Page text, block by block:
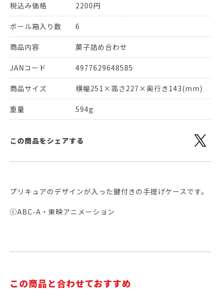
税込み価格 2200円
ボール箱入り数 6
商品内容 菓子詰め合わせ
JANコード 4977629648585
商品サイズ 横幅251×高さ227×奥行き143(mm)
重量 594g
この商品をシェアする
プリキュアのデザインが入った鍵付きの手提げケースです。
ⓒABC-A・東映アニメーション
この商品と合わせておすすめ